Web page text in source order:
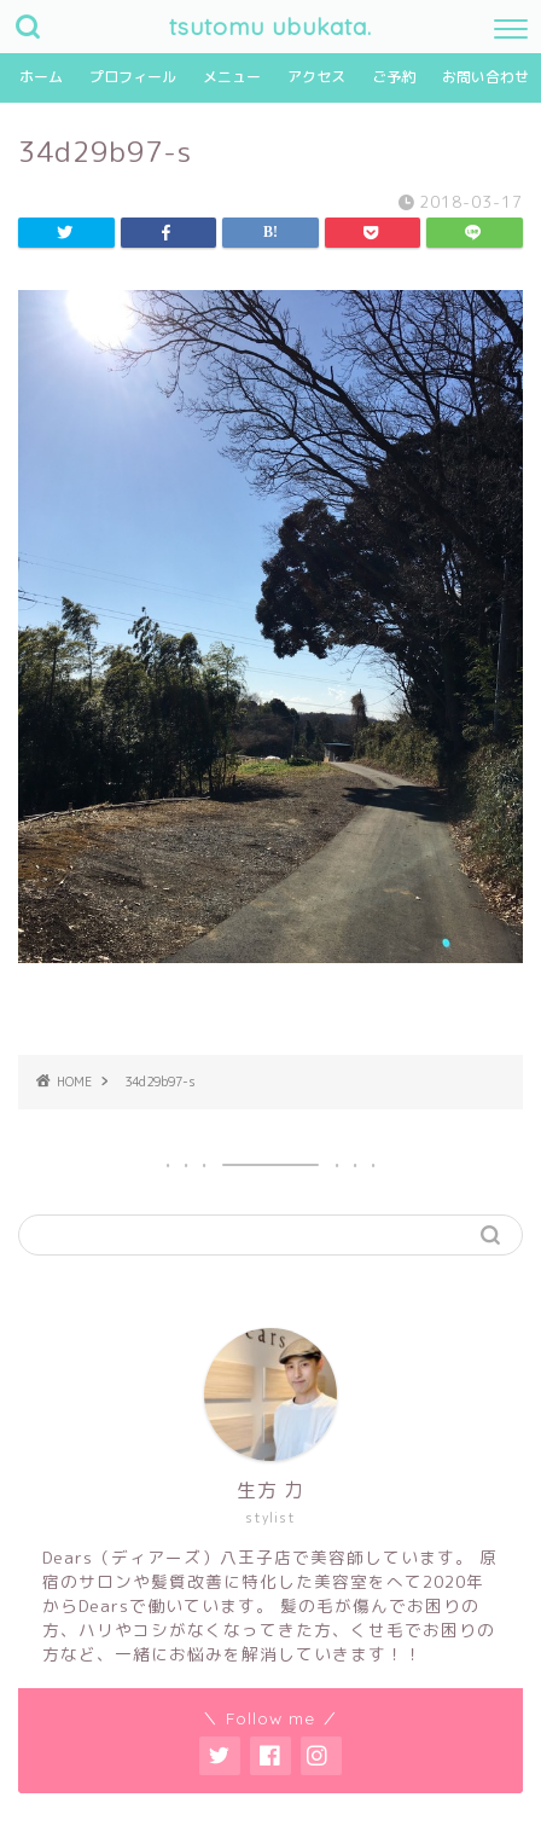
tsutomu ubukata.
ホーム プロフィール メニュー アクセス ご予約 お問い合わせ
34d29b97-s
2018-03-17
HOME 34d29b97-s
stylist
生方 力
Dears（ディアーズ）八王子店で美容師しています。 原
宿のサロンや髪質改善に特化した美容室をへて2020年
からDearsで働いています。 髪の毛が傷んでお困りの
方、ハリやコシがなくなってきた方、くせ毛でお困りの
方など、一緒にお悩みを解消していきます！！
＼ Follow me ／